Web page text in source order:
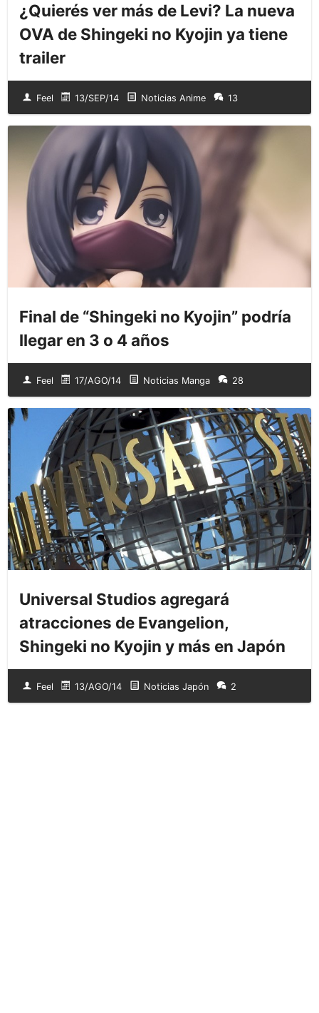
¿Quierés ver más de Levi? La nueva
OVA de Shingeki no Kyojin ya tiene
trailer
Feel 13/SEP/14 Noticias Anime 13
Final de “Shingeki no Kyojin” podría
llegar en 3 o 4 años
Feel 17/AGO/14 Noticias Manga 28
Universal Studios agregará
atracciones de Evangelion,
Shingeki no Kyojin y más en Japón
Feel 13/AGO/14 Noticias Japón 2